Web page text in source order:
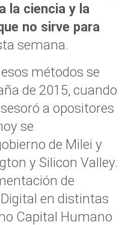
la ciencia y la
no sirve para
semana.
métodos se
de 2015, cuando
a opositores
se
de Milei y
y Silicon Valley.
de
en distintas
Capital Humano